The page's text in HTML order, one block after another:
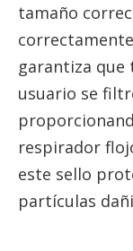
tamaño
garantiza
usuario se
respirador
este sello
partículas